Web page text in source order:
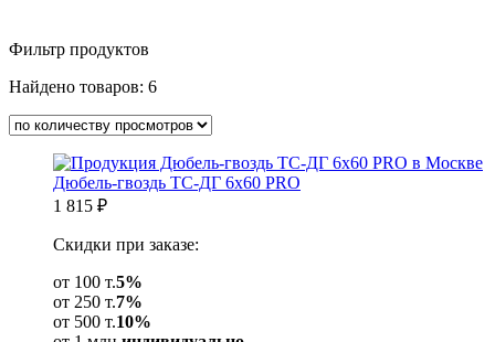
Фильтр продуктов
Найдено товаров: 6
Дюбель-гвоздь ТС-ДГ 6х60 PRO
1 815 ₽
Скидки при заказе:
от 100 т.5%
от 250 т.7%
от 500 т.10%